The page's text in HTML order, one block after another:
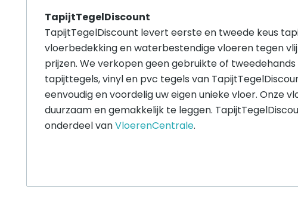
TapijtTegelDiscount
TapijtTegelDiscount levert eerste en tweede keus
vloerbedekking en waterbestendige vloeren tegen
prijzen. We verkopen geen gebruikte of
tapijttegels, vinyl en pvc tegels van
eenvoudig en voordelig uw eigen unieke vloer. Onze
duurzaam en gemakkelijk te leggen.
onderdeel vanVloerenCentrale.